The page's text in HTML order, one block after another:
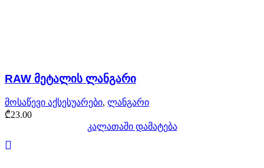
RAW მეტალის ლანგარი
მოსაწევი აქსესუარები, ლანგარი
₾23.00
კალათაში დამატება